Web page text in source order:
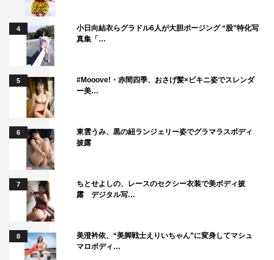
4
小日向結衣らグラドル6人が大胆ポージング “股”特化写
真集「…
5
#Mooove!・赤間四季、おさげ髪×ビキニ姿でスレンダ
ー美…
6
東雲うみ、黒の紐ランジェリー姿でグラマラスボディ
披露
7
ちとせよしの、レースのセクシー衣装で美ボディ披
露 デジタル写…
8
美澄衿依、“美脚戦士えりいちゃん”に変身してマシュ
マロボディ…